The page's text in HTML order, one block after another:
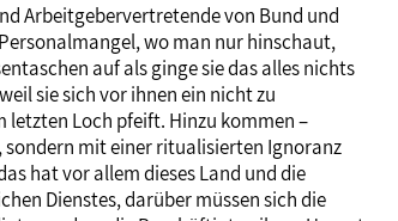
Arbeitgebervertretende von Bund und
wo man nur hinschaut,
auf als ginge sie das alles nichts
sie sich vor ihnen ein nicht zu
letzten Loch pfeift. Hinzu kommen –
mit einer ritualisierten Ignoranz
hat vor allem dieses Land und die
Dienstes, darüber müssen sich die